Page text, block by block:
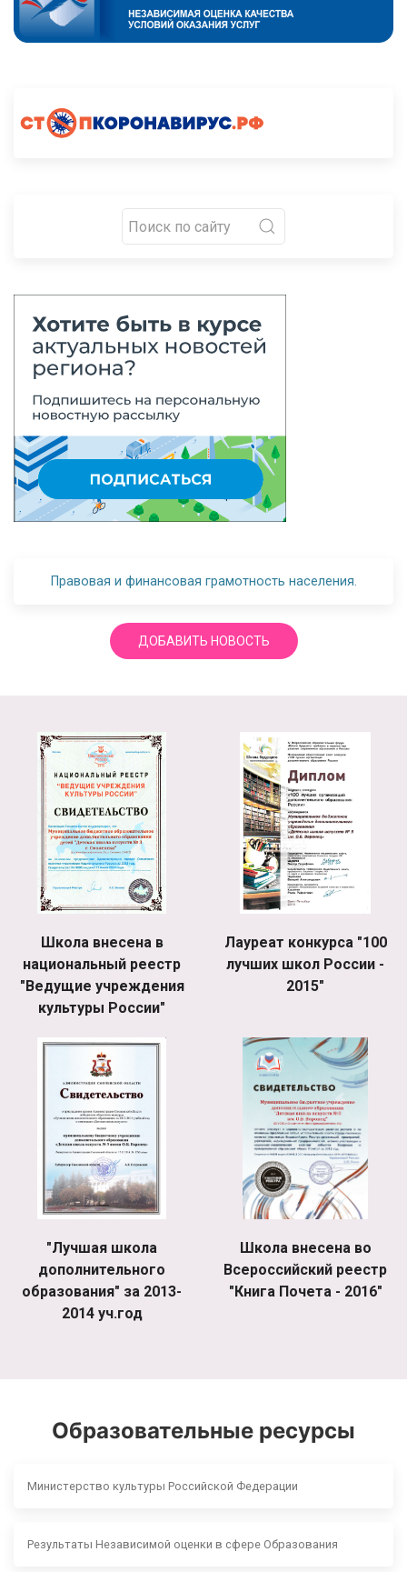
Правовая и финансовая грамотность населения.
ДОБАВИТЬ НОВОСТЬ
Школа внесена в
национальный реестр
"Ведущие учреждения
культуры России"
Лауреат конкурса "100
лучших школ России -
2015"
"Лучшая школа
дополнительного
образования" за 2013-
2014 уч.год
Школа внесена во
Всероссийский реестр
"Книга Почета - 2016"
Образовательные ресурсы
Министерство культуры Российской Федерации
Результаты Независимой оценки в сфере Образования